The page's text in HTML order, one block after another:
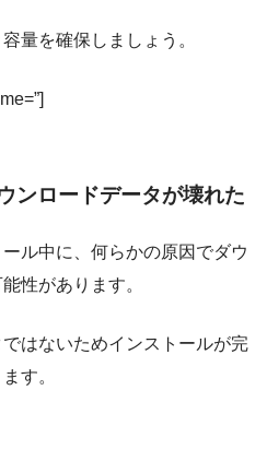
量を確保しましょう。
ンロードデータが壊れた
ル中に、何らかの原因でダウ
性があります。
はないためインストールが完
す。